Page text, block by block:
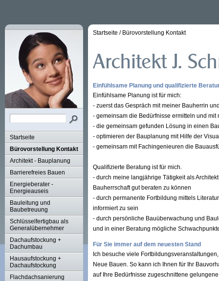
Startseite
Bürovorstellung Kontakt
Architekt - Bauplanung
Barrierefreies Bauen
Energieberater -
Energieauseis
Bauleitung und
Baubetreuung
Schlüsselfertigbau als
Generalübernehmer
Dachaufstockung +
Dachumbau
Hausaufstockung +
Dachaufstockung
Flachdachsanierung
Startseite / Bürovorstellung Kontakt
Einfühlsame Planung und qualifizierte
Einfühlsame Planung ist für mich:
- zuerst das Gespräch mit meiner Bauherrin
- gemeinsam die Bedürfnisse ermitteln und
- die gemeinsam gefunden Lösung in einen
- optimieren der Bauplanung mit Hilfe der
- gemeinsam mit Fachingenieuren die
Qualifizierte Beratung ist für mich.
- durch meine langjährige Tätigkeit als
Bauherrschaft gut beraten zu können
- durch permanente Fortbildung mittels
informiert zu sein
- durch persönliche Bauüberwachung und
und in einer Beratung mögliche
Für Sie immer auf dem neuesten Stand
Ich besuche viele
Neue Bauen. So kann ich Ihnen für Ihr
auf Ihre Bedürfnisse zugeschnittene